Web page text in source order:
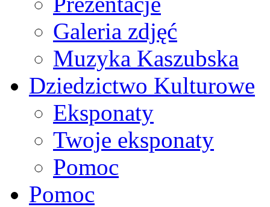
Galeria zdjęć
Muzyka Kaszubska
Dziedzictwo Kulturowe
Eksponaty
Twoje eksponaty
Pomoc
Pomoc